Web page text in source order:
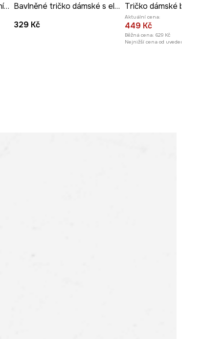
Tričko dámské se žebrováním, z modalu béžová barva
Bavlněné tričko dámské s elastanem a proužky
329 Kč
Aktuální cena:
449 Kč
Běžná cena: 629 Kč
Nejnižší cena od uvedení na